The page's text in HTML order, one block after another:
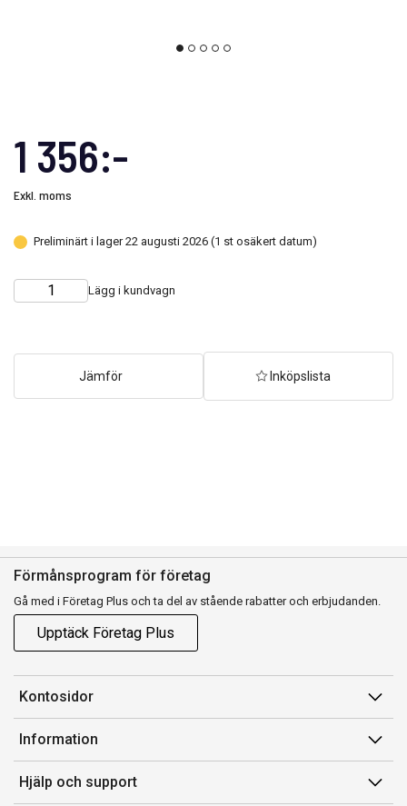
1 356:-
Exkl. moms
Preliminärt i lager 22 augusti 2026 (1 st osäkert datum)
Choose
Quantity Lägg i kundvagn
Jämför Inköpslista
Förmånsprogram för företag
Gå med i Företag Plus och ta del av stående rabatter och erbjudanden.
Upptäck Företag Plus
Kontosidor
Mina sidor
Orderhistorik
Fakturor & Kvitton
Information
Försäljningsvillkor
Hjälp och support